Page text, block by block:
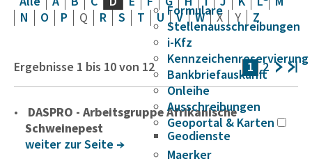
Formulare
Stellenausschreibungen
i-Kfz
Kennzeichenreservierung
Bankbriefauskunft
Onleihe
Ausschreibungen
Geoportal & Karten
Geodienste
Maerker
N
O P Q R S T U V W X Y Z
Ergebnisse 1 bis 10von 12 1 2
DASPRO - Arbeitsgruppe Afrikanische
Schweinepest
weiter zur Seite